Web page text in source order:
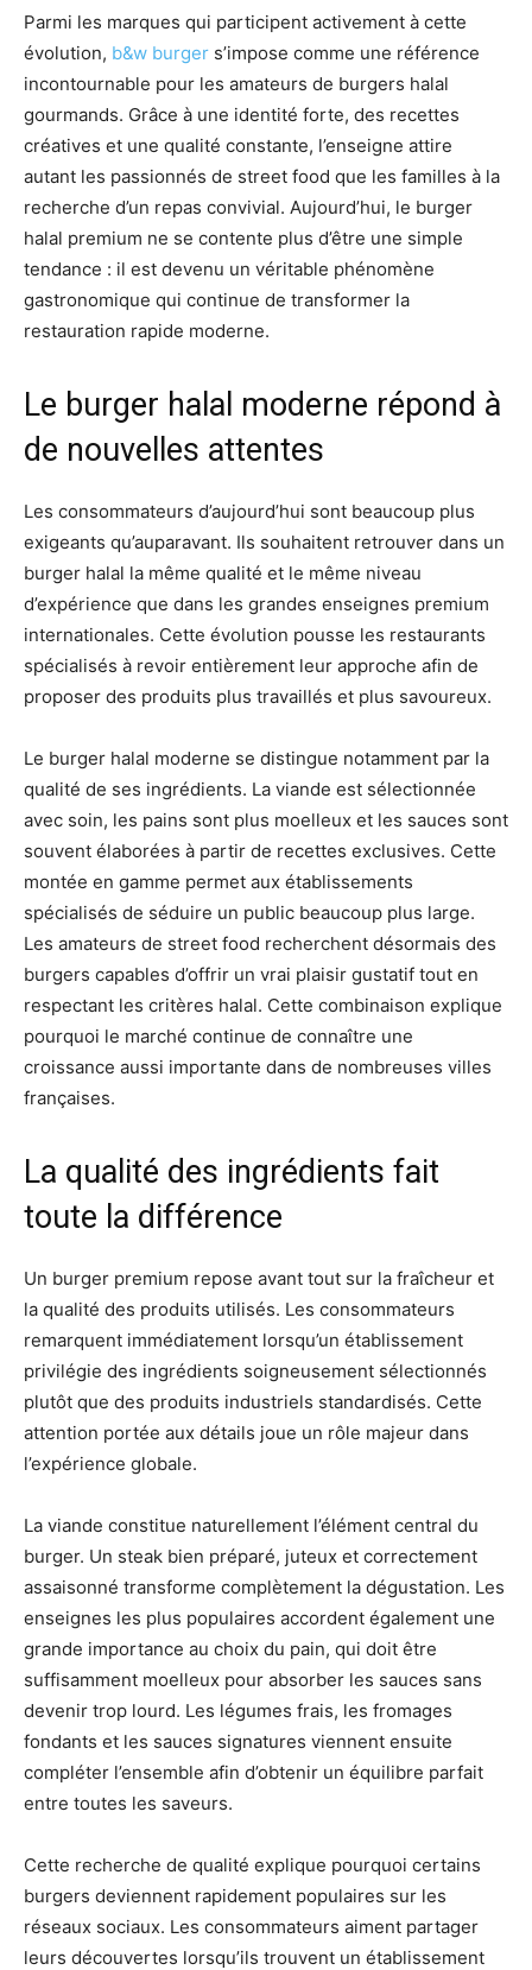
Parmi les marques qui participent activement à cette
évolution, b&w burger s’impose comme une référence
incontournable pour les amateurs de burgers halal
gourmands. Grâce à une identité forte, des recettes
créatives et une qualité constante, l’enseigne attire
autant les passionnés de street food que les familles à la
recherche d’un repas convivial. Aujourd’hui, le burger
halal premium ne se contente plus d’être une simple
tendance : il est devenu un véritable phénomène
gastronomique qui continue de transformer la
restauration rapide moderne.
Le burger halal moderne répond à
de nouvelles attentes
Les consommateurs d’aujourd’hui sont beaucoup plus
exigeants qu’auparavant. Ils souhaitent retrouver dans un
burger halal la même qualité et le même niveau
d’expérience que dans les grandes enseignes premium
internationales. Cette évolution pousse les restaurants
spécialisés à revoir entièrement leur approche afin de
proposer des produits plus travaillés et plus savoureux.
Le burger halal moderne se distingue notamment par la
qualité de ses ingrédients. La viande est sélectionnée
avec soin, les pains sont plus moelleux et les sauces sont
souvent élaborées à partir de recettes exclusives. Cette
montée en gamme permet aux établissements
spécialisés de séduire un public beaucoup plus large.
Les amateurs de street food recherchent désormais des
burgers capables d’offrir un vrai plaisir gustatif tout en
respectant les critères halal. Cette combinaison explique
pourquoi le marché continue de connaître une
croissance aussi importante dans de nombreuses villes
françaises.
La qualité des ingrédients fait
toute la différence
Un burger premium repose avant tout sur la fraîcheur et
la qualité des produits utilisés. Les consommateurs
remarquent immédiatement lorsqu’un établissement
privilégie des ingrédients soigneusement sélectionnés
plutôt que des produits industriels standardisés. Cette
attention portée aux détails joue un rôle majeur dans
l’expérience globale.
La viande constitue naturellement l’élément central du
burger. Un steak bien préparé, juteux et correctement
assaisonné transforme complètement la dégustation. Les
enseignes les plus populaires accordent également une
grande importance au choix du pain, qui doit être
suffisamment moelleux pour absorber les sauces sans
devenir trop lourd. Les légumes frais, les fromages
fondants et les sauces signatures viennent ensuite
compléter l’ensemble afin d’obtenir un équilibre parfait
entre toutes les saveurs.
Cette recherche de qualité explique pourquoi certains
burgers deviennent rapidement populaires sur les
réseaux sociaux. Les consommateurs aiment partager
leurs découvertes lorsqu’ils trouvent un établissement